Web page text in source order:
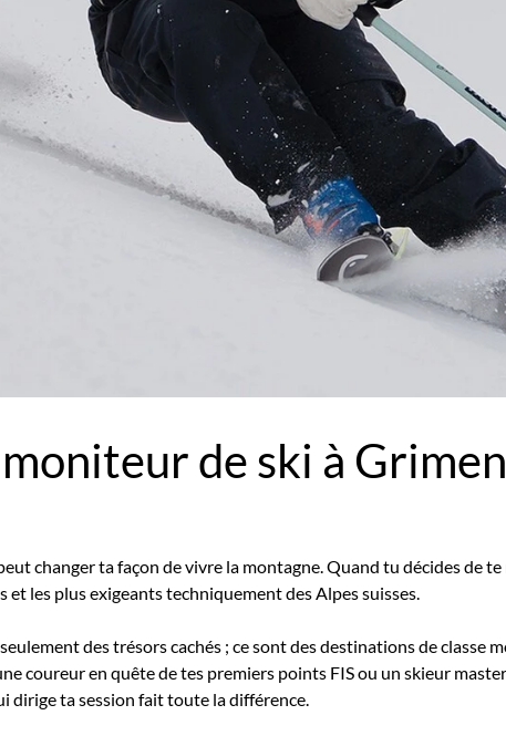
de ski à
changer ta façon de vivre la montagne. Quand tu décides de
les plus exigeants techniquement des Alpes suisses.
des trésors cachés ; ce sont des destinations de classe
coureur en quête de tes premiers points FIS ou un skieur
dirige ta session fait toute la différence.